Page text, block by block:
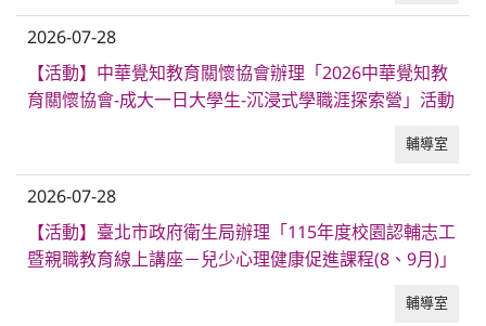
2026-07-28
【活動】中華覺知教育關懷協會辦理「2026中華覺知教
育關懷協會-成大一日大學生-沉浸式學職涯探索營」活動
輔導室
2026-07-28
【活動】臺北市政府衛生局辦理「115年度校園認輔志工
暨親職教育線上講座－兒少心理健康促進課程(8、9月)」
輔導室